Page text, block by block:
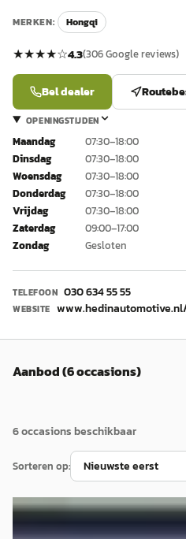
MERKEN: Hongqi
★★★★☆4.3(306Google reviews)
Bel dealer
OPENINGSTIJDEN
Maandag
07:30–18:00
Dinsdag
07:30–18:00
Woensdag
07:30–18:00
Donderdag
07:30–18:00
Vrijdag
07:30–18:00
Zaterdag
09:00–17:00
Zondag
Gesloten
TELEFOON 030 634 55 55
WEBSITE
Aanbod (6 occasions)
6occasionsbeschikbaar
Sorteren op:
EVE
Hongqi E-HS9·2023